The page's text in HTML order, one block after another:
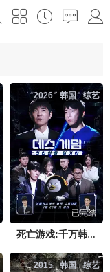
综艺
韩国
2026
已完结
死亡游戏:千万韩元赌起
综艺
韩国
2015